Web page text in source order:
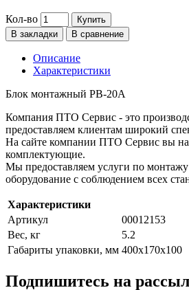
Кол-во
Купить
В закладки
В сравнение
Описание
Характеристики
Блок монтажный РВ-20А
Компания ПТО Сервис - это
предоставляем клиентам широкий
На сайте компании ПТО Сервис вы
комплектующие.
Мы предоставляем услуги по
оборудование с соблюдением всех
Характеристики
Артикул
00012153
Вес, кг
5.2
Габариты упаковки, мм 400х170х100
Подпишитесь на